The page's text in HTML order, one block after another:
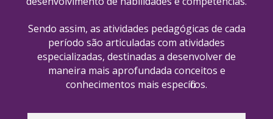
Sendo assim, as atividades pedagógicas de cada
período são articuladas com atividades
especializadas, destinadas a desenvolver de
maneira mais aprofundada conceitos e
conhecimentos mais específicos.